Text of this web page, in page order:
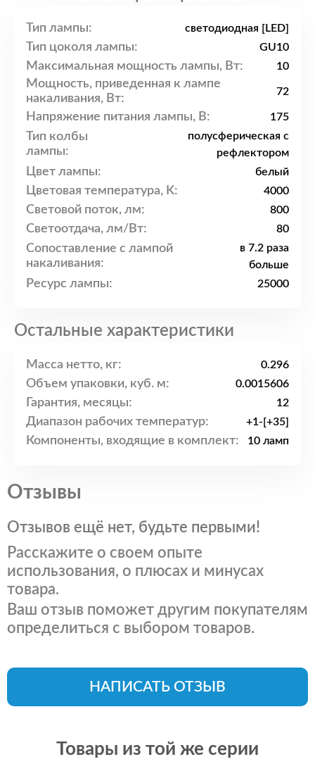
Тип лампы: светодиодная [LED]
Тип цоколя лампы: GU10
Максимальная мощность лампы, Вт: 10
Мощность, приведенная к лампе
накаливания, Вт:
72
Напряжение питания лампы, В: 175
Тип колбы
лампы:
полусферическая с
рефлектором
Цвет лампы: белый
Цветовая температура, K: 4000
Световой поток, лм: 800
Светоотдача, лм/Вт: 80
Сопоставление с лампой
накаливания:
в 7.2 раза
больше
Ресурс лампы: 25000
Остальные характеристики
Масса нетто, кг: 0.296
Объем упаковки, куб. м: 0.0015606
Гарантия, месяцы: 12
Диапазон рабочих температур: +1-[+35]
Компоненты, входящие в комплект: 10 ламп
Отзывы
Отзывов ещё нет, будьте первыми!
Расскажите о своем опыте
использования, о плюсах и минусах
товара.
Ваш отзыв поможет другим покупателям
определиться с выбором товаров.
НАПИСАТЬ ОТЗЫВ
Товары из той же серии